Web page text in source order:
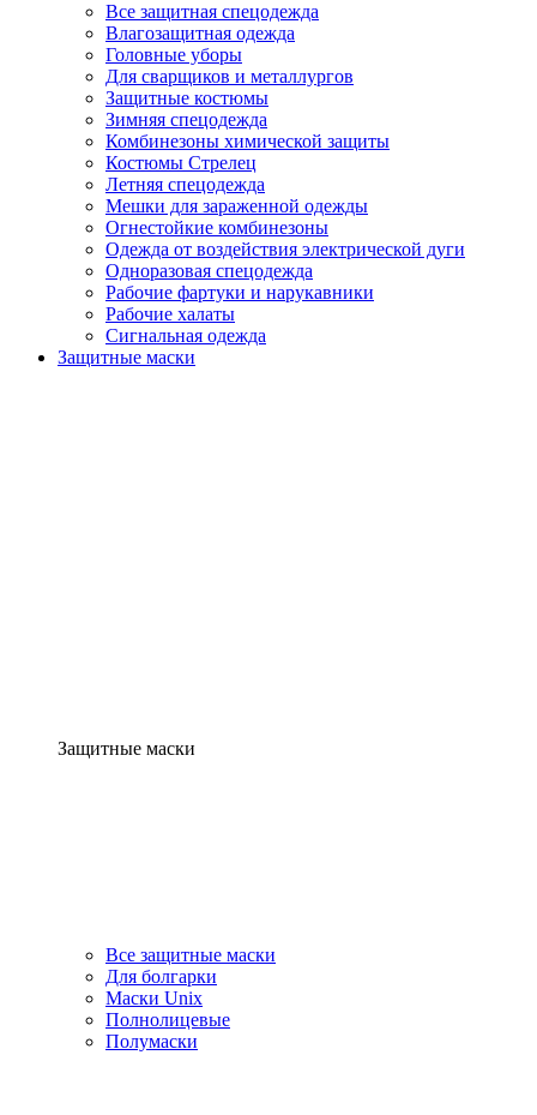
Все защитная спецодежда
Влагозащитная одежда
Головные уборы
Для сварщиков и металлургов
Защитные костюмы
Зимняя спецодежда
Комбинезоны химической защиты
Костюмы Стрелец
Летняя спецодежда
Мешки для зараженной одежды
Огнестойкие комбинезоны
Одежда от воздействия электрической дуги
Одноразовая спецодежда
Рабочие фартуки и нарукавники
Рабочие халаты
Сигнальная одежда
Защитные маски
Защитные маски
Все защитные маски
Для болгарки
Маски Unix
Полнолицевые
Полумаски